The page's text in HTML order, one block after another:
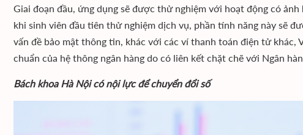
Giai đoạn đầu, ứng dụng sẽ được thử nghiệm với hoạt động có
khi sinh viên đầu tiên thử nghiệm dịch vụ, phần tính năng này sẽ
vấn đề bảo mật thông tin, khác với các ví thanh toán điện tử khác,
chuẩn của hệ thông ngân hàng do có liên kết chặt chẽ với Ngân
Bách khoa Hà Nội có nội lực để chuyển đổi số